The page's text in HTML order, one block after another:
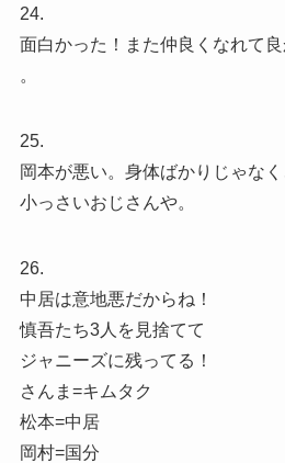
24.
面白かった！また仲良くなれて
。
25.
岡本が悪い。身体ばかりじゃなく
小っさいおじさんや。
26.
中居は意地悪だからね！
慎吾たち3人を見捨てて
ジャニーズに残ってる！
さんま=キムタク
松本=中居
岡村=国分